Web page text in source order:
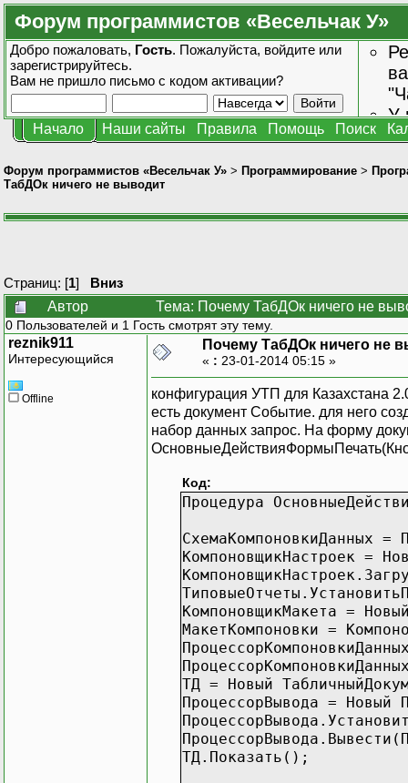
Форум программистов «Весельчак У»
Добро пожаловать, Гость. Пожалуйста, войдите или
зарегистрируйтесь.
Вам не пришло письмо с кодом активации?
У
Начало Наши сайты Правила Помощь Поиск
Форум программистов «Весельчак У» > Программирование >
ТабДОк ничего не выводит
Страниц: [1] Вниз
Автор
Тема: Почему ТабДОк ничего не
0 Пользователей и 1 Гость смотрят эту тему.
reznik911
Интересующийся
Offline
Почему ТабДОк ничего не
« : 23-01-2014 05:15 »
конфигурация УТП для Казахстана
есть документ Событие. для него
набор данных запрос. На форму
Код:
Процедура
КомпоновщикНастроек =
КомпоновщикМакета =
МакетКомпоновки =
ТД = Новый
ПроцессорВывода = Новый
ТД.Показать();